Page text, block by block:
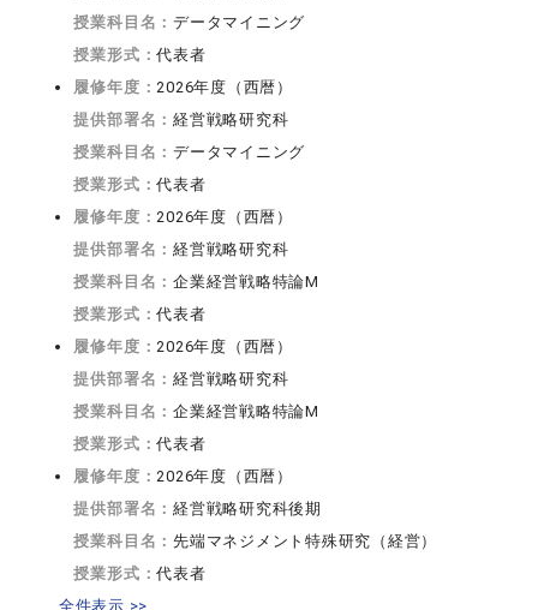
授業科目名：データマイニング
授業形式：代表者
履修年度： 2026年度（西暦）
提供部署名：経営戦略研究科
授業科目名：データマイニング
授業形式：代表者
履修年度： 2026年度（西暦）
提供部署名：経営戦略研究科
授業科目名：企業経営戦略特論M
授業形式：代表者
履修年度： 2026年度（西暦）
提供部署名：経営戦略研究科
授業科目名：企業経営戦略特論M
授業形式：代表者
履修年度： 2026年度（西暦）
提供部署名：経営戦略研究科後期
授業科目名：先端マネジメント特殊研究（経営）
授業形式：代表者
全件表示 >>